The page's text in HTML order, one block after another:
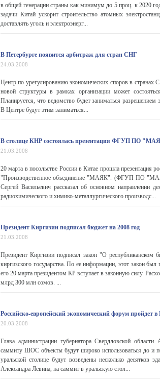
в общей генерации страны как минимум до 5 проц. к 2020
задачи Китай ускорит строительство атомных
доставлять уголь и электроэнерг...
В Петербурге появится арбитраж для стран СНГ
24.03.2008
Центр по урегулированию экономических споров в странах
новой структуры в рамках организации может
Планируется, что ведомство будет заниматься
В Центре будут этим заниматься...
В столице КНР состоялась презентация ФГУП ПО
21.03.2008
20 марта в посольстве России в Китае прошла презентация
"Производственное объединение "МАЯК". (ФГУП ПО
Сергей Васильевич рассказал об основном направлении
радиохимического и химико-металлургического производс...
Президент Киргизии подписал бюджет на 2008 год
21.03.2008
Президент Киргизии подписал закон "О
киргизского государства. По ее информации, этот закон
его 20 марта президентом КР вступает в законную силу.
млрд 300 млн сомов. ...
Российско-европейский экономический форум пройдет в
20.03.2008
Глава администрации губернатора Свердловской
саммиту ШОС объекты будут широко использоваться до и
уральской столице будут возведены несколько десятков
Александра Левина, на саммит в уральскую стол...